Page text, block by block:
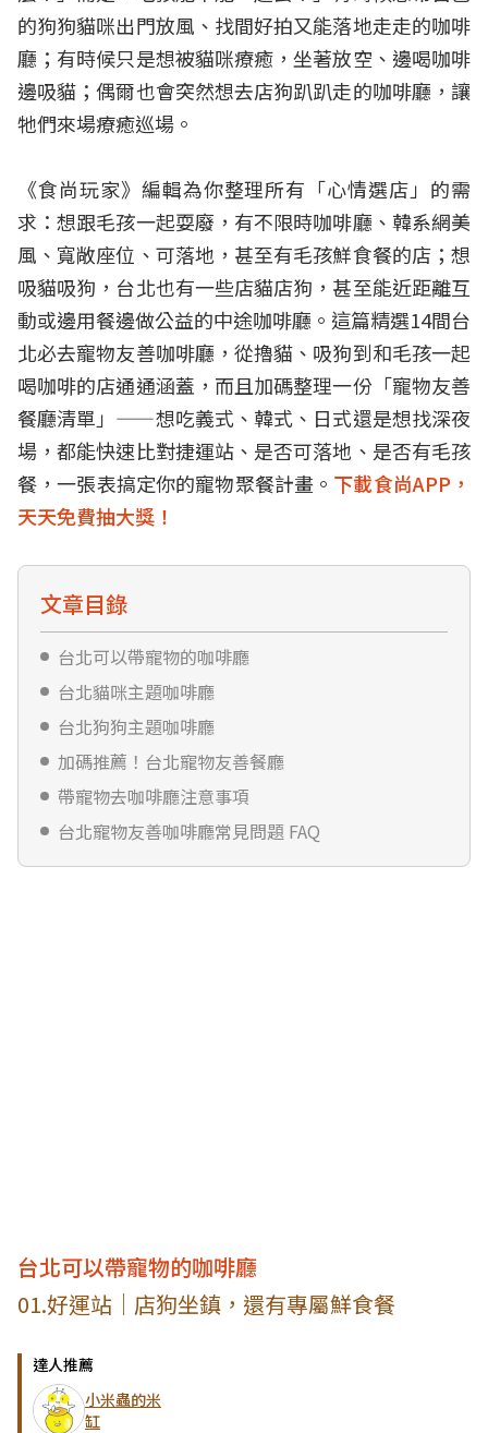
的狗狗貓咪出門放風、找間好拍又能落地走走的咖啡
廳；有時候只是想被貓咪療癒，坐著放空、邊喝咖啡
邊吸貓；偶爾也會突然想去店狗趴趴走的咖啡廳，讓
牠們來場療癒巡場。
《食尚玩家》編輯為你整理所有「心情選店」的需
求：想跟毛孩一起耍廢，有不限時咖啡廳、韓系網美
風、寬敞座位、可落地，甚至有毛孩鮮食餐的店；想
吸貓吸狗，台北也有一些店貓店狗，甚至能近距離互
動或邊用餐邊做公益的中途咖啡廳。這篇精選14間台
北必去寵物友善咖啡廳，從擼貓、吸狗到和毛孩一起
喝咖啡的店通通涵蓋，而且加碼整理一份「寵物友善
餐廳清單」——想吃義式、韓式、日式還是想找深夜
場，都能快速比對捷運站、是否可落地、是否有毛孩
餐，一張表搞定你的寵物聚餐計畫。 下載食尚APP，
天天免費抽大獎！
文章目錄
台北可以帶寵物的咖啡廳
台北貓咪主題咖啡廳
台北狗狗主題咖啡廳
加碼推薦！台北寵物友善餐廳
帶寵物去咖啡廳注意事項
台北寵物友善咖啡廳常見問題 FAQ
台北可以帶寵物的咖啡廳
01.好運站｜店狗坐鎮，還有專屬鮮食餐
達人推薦
小米蟲的米
缸